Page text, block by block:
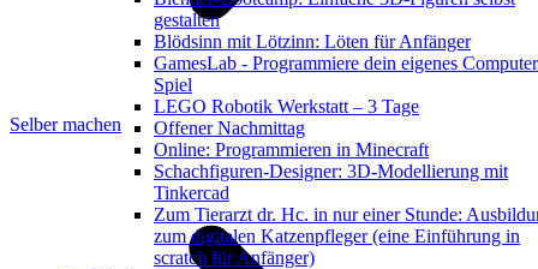
gestalten
Blödsinn mit Lötzinn: Löten für Anfänger
GamesLab - Programmiere dein eigenes
Spiel
LEGO Robotik Werkstatt – 3 Tage
Offener Nachmittag
Online: Programmieren in Minecraft
Schachfiguren-Designer: 3D-Modellierung mit
Tinkercad
Zum Tierarzt dr. Hc. in nur einer Stunde:
zum digitalen Katzenpfleger (eine Einführung in
scratch für Anfänger)
Selber machen